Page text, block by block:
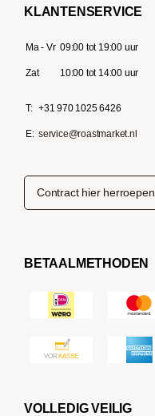
KLANTENSERVICE
Ma - Vr 09:00 tot 19:00 uur
Zat 10:00 tot 14:00 uur
T: +31 970 1025 6426
E: service@roastmarket.nl
Contract hier herroepen
BETAALMETHODEN
VOLLEDIG VEILIG